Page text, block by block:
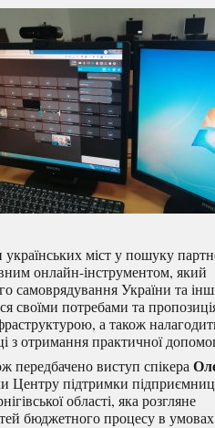
міст у пошуку
онлайн-інструментом, який
самоврядування України та
своїми потребами та
а також
з отримання практичної
передбачено виступ спікера
Центру підтримки
області, яка розгляне
бюджетного процесу в умовах